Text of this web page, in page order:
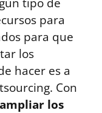
para
para que
los
hacer es a
Con
los